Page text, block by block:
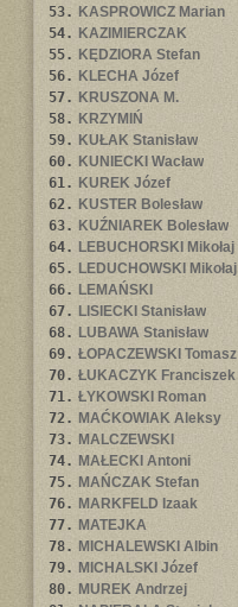
53. KASPROWICZ Marian
54. KAZIMIERCZAK
55. KĘDZIORA Stefan
56. KLECHA Józef
57. KRUSZONA M.
58. KRZYMIŃ
59. KUŁAK Stanisław
60. KUNIECKI Wacław
61. KUREK Józef
62. KUSTER Bolesław
63. KUŹNIAREK Bolesław
64. LEBUCHORSKI Mikołaj
65. LEDUCHOWSKI Mikołaj
66. LEMAŃSKI
67. LISIECKI Stanisław
68. LUBAWA Stanisław
69. ŁOPACZEWSKI Tomasz
70. ŁUKACZYK Franciszek
71. ŁYKOWSKI Roman
72. MAĆKOWIAK Aleksy
73. MALCZEWSKI
74. MAŁECKI Antoni
75. MAŃCZAK Stefan
76. MARKFELD Izaak
77. MATEJKA
78. MICHALEWSKI Albin
79. MICHALSKI Józef
80. MUREK Andrzej